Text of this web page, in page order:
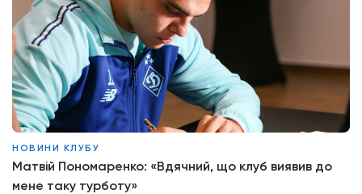
НОВИНИ КЛУБУ
Матвій Пономаренко: «Вдячний, що клуб виявив до
мене таку турботу»